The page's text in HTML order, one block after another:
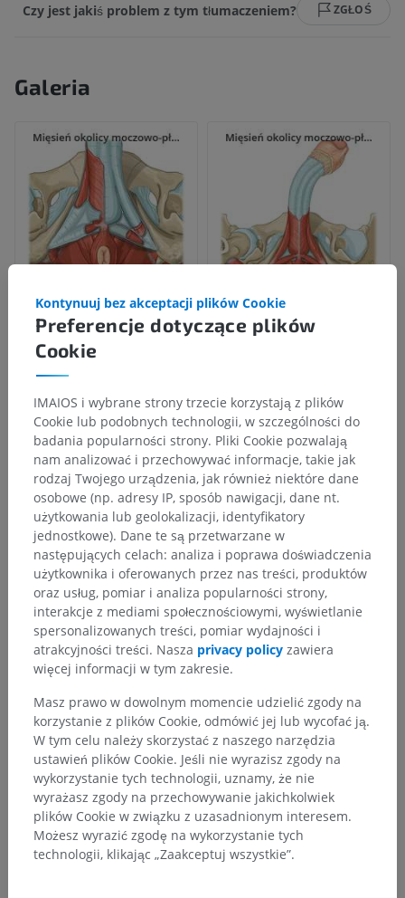
Czy jest jakiś problem z tym tłumaczeniem? ZGŁOŚ
Galeria
Hierarchia anatomiczna
Anatomia człowieka 2
Ciało ludzkie> Układy mięśniowo-szkieletowe
Układ mięśniowy>
Część miedniczna układu mięśniowego
Mięśnie miednicy
Mięśnie krocza
Mięsień okolicy moczowo-płciowej
Powiązane struktury:
Przestrzeń powierzchowna krocza
Woreczek krocza; Głęboka przestrzeń krocza
Anatomia człowieka 1
Preferencje dotyczące plików
Cookie
Kontynuuj bez akceptacji plików Cookie
IMAIOS i wybrane strony trzecie korzystają z plików
Cookie lub podobnych technologii, w szczególności do
badania popularności strony. Pliki Cookie pozwalają
nam analizować i przechowywać informacje, takie jak
rodzaj Twojego urządzenia, jak również niektóre dane
osobowe (np. adresy IP, sposób nawigacji, dane nt.
użytkowania lub geolokalizacji, identyfikatory
jednostkowe). Dane te są przetwarzane w
następujących celach: analiza i poprawa doświadczenia
użytkownika i oferowanych przez nas treści, produktów
oraz usług, pomiar i analiza popularności strony,
interakcje z mediami społecznościowymi, wyświetlanie
spersonalizowanych treści, pomiar wydajności i
atrakcyjności treści. Nasza privacy policy zawiera
więcej informacji w tym zakresie.
Masz prawo w dowolnym momencie udzielić zgody na
korzystanie z plików Cookie, odmówić jej lub wycofać ją.
W tym celu należy skorzystać z naszego narzędzia
ustawień plików Cookie. Jeśli nie wyrazisz zgody na
wykorzystanie tych technologii, uznamy, że nie
wyrażasz zgody na przechowywanie jakichkolwiek
plików Cookie w związku z uzasadnionym interesem.
Możesz wyrazić zgodę na wykorzystanie tych
technologii, klikając „Zaakceptuj wszystkie”.